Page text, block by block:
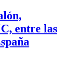
entre las